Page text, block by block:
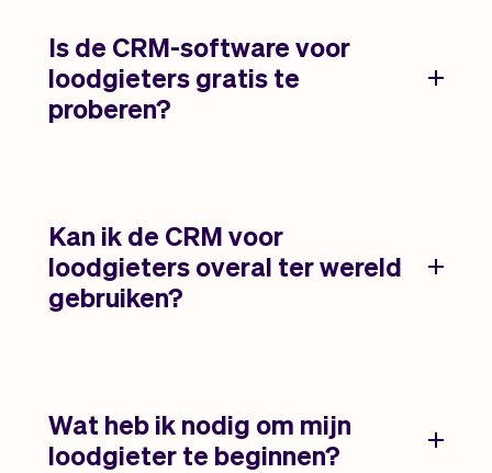
Is de CRM-software voor
loodgieters gratis te
proberen?
Kan ik de CRM voor
loodgieters overal ter wereld
gebruiken?
Wat heb ik nodig om mijn
loodgieter te beginnen?